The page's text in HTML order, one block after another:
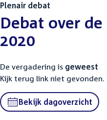
Plenair debat
:Debat over
2020
De vergadering is geweest
Kijk terug link niet gevonden.
Bekijk dagoverzicht